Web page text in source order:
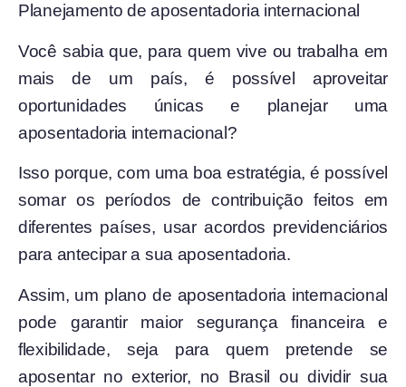
Planejamento de aposentadoria internacional
Você sabia que, para quem vive ou trabalha em
mais de um país, é possível aproveitar
oportunidades únicas e planejar uma
aposentadoria internacional?
Isso porque, com uma boa estratégia, é possível
somar os períodos de contribuição feitos em
diferentes países, usar acordos previdenciários
para antecipar a sua aposentadoria.
Assim, um plano de aposentadoria internacional
pode garantir maior segurança financeira e
flexibilidade, seja para quem pretende se
aposentar no exterior, no Brasil ou dividir sua